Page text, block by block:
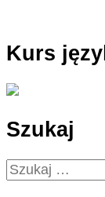
Kurs
Szukaj
Szukaj: